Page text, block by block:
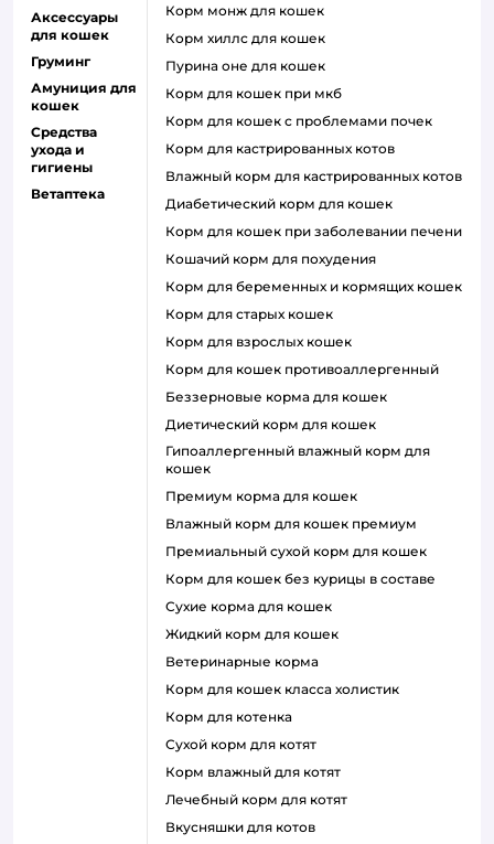
Аксессуары
для кошек
Груминг
Амуниция для
кошек
Средства
ухода и
гигиены
Ветаптека
корм монж для кошек
корм хиллс для кошек
пурина оне для кошек
корм для кошек при мкб
корм для кошек с проблемами почек
Корм для кастрированных котов
влажный корм для кастрированных котов
диабетический корм для кошек
корм для кошек при заболевании печени
кошачий корм для похудения
корм для беременных и кормящих кошек
корм для старых кошек
корм для взрослых кошек
корм для кошек противоаллергенный
беззерновые корма для кошек
диетический корм для кошек
гипоаллергенный влажный корм для
кошек
премиум корма для кошек
влажный корм для кошек премиум
премиальный сухой корм для кошек
корм для кошек без курицы в составе
сухие корма для кошек
жидкий корм для кошек
ветеринарные корма
корм для кошек класса холистик
корм для котенка
сухой корм для котят
корм влажный для котят
лечебный корм для котят
вкусняшки для котов